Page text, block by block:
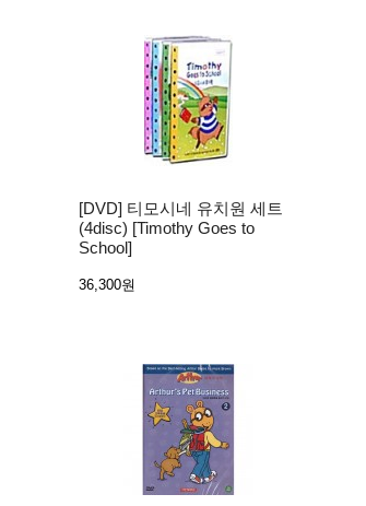
[DVD] 티모시네 유치원 세트
(4disc) [Timothy Goes to
School]
36,300원